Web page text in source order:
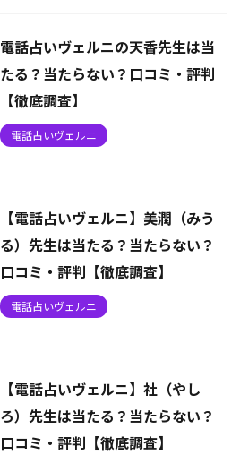
電話占いヴェルニの天香先生は当
たる？当たらない？口コミ・評判
【徹底調査】
電話占いヴェルニ
【電話占いヴェルニ】美潤（みう
る）先生は当たる？当たらない？
口コミ・評判【徹底調査】
電話占いヴェルニ
【電話占いヴェルニ】社（やし
ろ）先生は当たる？当たらない？
口コミ・評判【徹底調査】